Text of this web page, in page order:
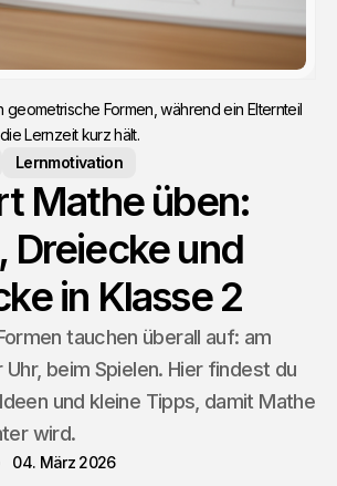
geometrische Formen, während ein Elternteil
Lernzeit kurz hält.
Lernmotivation
Mathe üben:
Dreiecke und
in Klasse 2
tauchen überall auf: am
beim Spielen. Hier findest du
und kleine Tipps, damit Mathe
wird.
04. März 2026